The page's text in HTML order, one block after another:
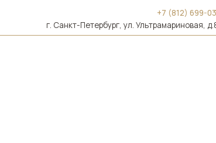
г. Санкт-Петербург, ул. Ультрамариновая, д.8 с.1
+7 (812) 699-03-03